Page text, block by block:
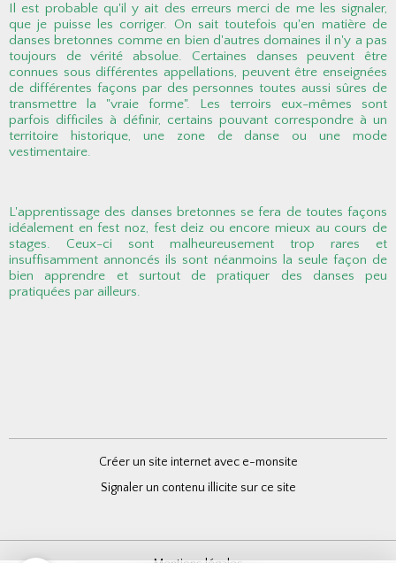
Il est probable qu'il y ait des erreurs merci de me les signaler,
que je puisse les corriger. On sait toutefois qu'en matière de
danses bretonnes comme en bien d'autres domaines il n'y a pas
toujours de vérité absolue. Certaines danses peuvent être
connues sous différentes appellations, peuvent être enseignées
de différentes façons par des personnes toutes aussi sûres de
transmettre la "vraie forme". Les terroirs eux-mêmes sont
parfois difficiles à définir, certains pouvant correspondre à un
territoire historique, une zone de danse ou une mode
vestimentaire.
L'apprentissage des danses bretonnes se fera de toutes façons
idéalement en fest noz, fest deiz ou encore mieux au cours de
stages. Ceux-ci sont malheureusement trop rares et
insuffisamment annoncés ils sont néanmoins la seule façon de
bien apprendre et surtout de pratiquer des danses peu
pratiquées par ailleurs.
Créer un site internet avec e-monsite
Signaler un contenu illicite sur ce site